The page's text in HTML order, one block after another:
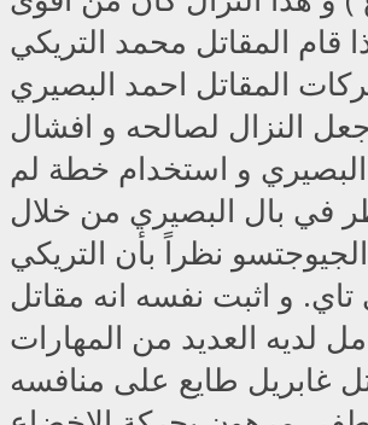
قام المقاتل محمد التريكي
المقاتل احمد البصيري
النزال لصالحه و افشال
و استخدام خطة لم
في بال البصيري من خلال
نظراً بأن التريكي
و اثبت نفسه انه مقاتل
غابريل طايع على منافسه